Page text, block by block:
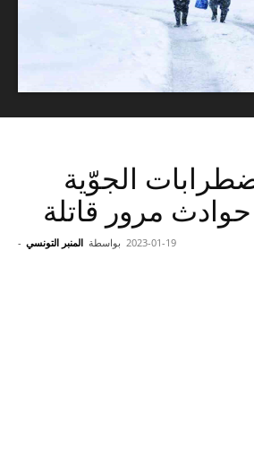
الجوّية
مرور قاتلة
بواسطة المنبر التونسي - 2023-01-19